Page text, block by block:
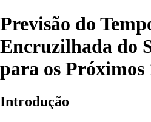
Previsão do
Encruzilhada do
para os Próximos
Introdução